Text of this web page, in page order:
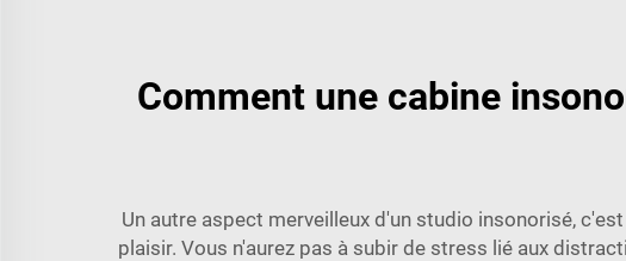
Comment une cabine
Un autre aspect merveilleux d'un studio insonorisé,
plaisir. Vous n'aurez pas à subir de stress lié aux